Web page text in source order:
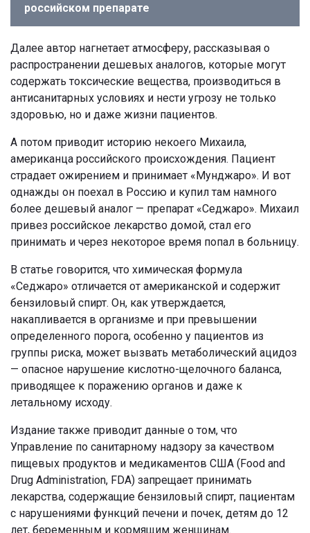
российском препарате
Далее автор нагнетает атмосферу, рассказывая о
распространении дешевых аналогов, которые могут
содержать токсические вещества, производиться в
антисанитарных условиях и нести угрозу не только
здоровью, но и даже жизни пациентов.
А потом приводит историю некоего Михаила,
американца российского происхождения. Пациент
страдает ожирением и принимает «Мунджаро». И вот
однажды он поехал в Россию и купил там намного
более дешевый аналог — препарат «Седжаро». Михаил
привез российское лекарство домой, стал его
принимать и через некоторое время попал в больницу.
В статье говорится, что химическая формула
«Седжаро» отличается от американской и содержит
бензиловый спирт. Он, как утверждается,
накапливается в организме и при превышении
определенного порога, особенно у пациентов из
группы риска, может вызвать метаболический ацидоз
— опасное нарушение кислотно-щелочного баланса,
приводящее к поражению органов и даже к
летальному исходу.
Издание также приводит данные о том, что
Управление по санитарному надзору за качеством
пищевых продуктов и медикаментов США (Food and
Drug Administration, FDA) запрещает принимать
лекарства, содержащие бензиловый спирт, пациентам
с нарушениями функций печени и почек, детям до 12
лет, беременным и кормящим женщинам.